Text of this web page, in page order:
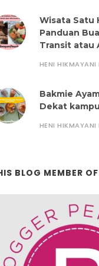
Wisata Satu
Panduan
Transit atau
HENI HIKMAYANI
Bakmie
Dekat
HENI HIKMAYANI
BLOG MEMBER